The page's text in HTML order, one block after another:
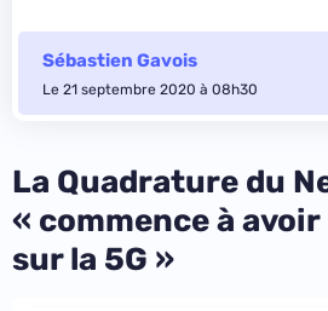
Sébastien Gavois
Le 21 septembre 2020 à 08h30
La Quadrature du
« commence à
sur la 5G »